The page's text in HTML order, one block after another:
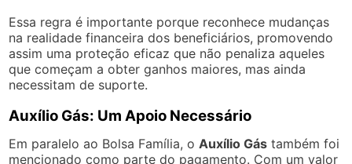
Essa regra é importante porque reconhece mudanças
na realidade financeira dos beneficiários, promovendo
assim uma proteção eficaz que não penaliza aqueles
que começam a obter ganhos maiores, mas ainda
necessitam de suporte.
Auxílio Gás: Um Apoio Necessário
Em paralelo ao Bolsa Família, oAuxílio Gás também foi
mencionado como parte do pagamento. Com um valor